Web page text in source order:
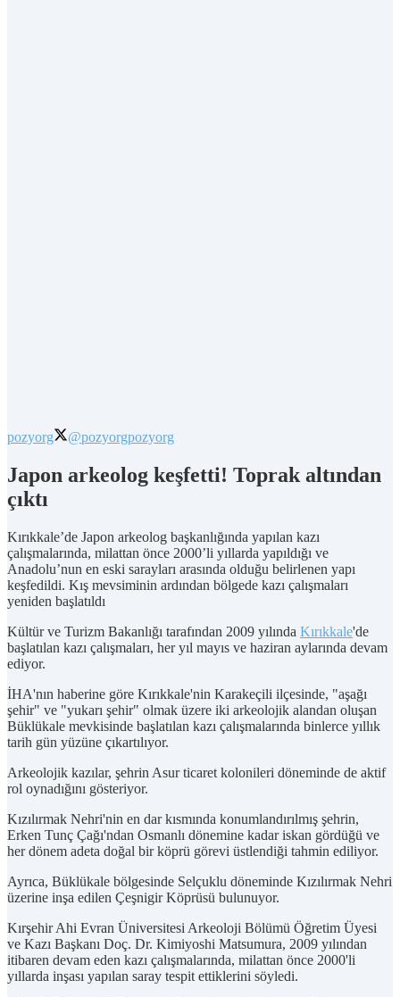
pozyorg @pozyorgpozyorg
Japon arkeolog keşfetti! Toprak altından
çıktı
Kırıkkale’de Japon arkeolog başkanlığında yapılan kazı
çalışmalarında, milattan önce 2000’li yıllarda yapıldığı ve
Anadolu’nun en eski sarayları arasında olduğu belirlenen yapı
keşfedildi. Kış mevsiminin ardından bölgede kazı çalışmaları
yeniden başlatıldı
Kültür ve Turizm Bakanlığı tarafından 2009 yılında Kırıkkale'de
başlatılan kazı çalışmaları, her yıl mayıs ve haziran aylarında devam
ediyor.
İHA'nın haberine göre Kırıkkale'nin Karakeçili ilçesinde, "aşağı
şehir" ve "yukarı şehir" olmak üzere iki arkeolojik alandan oluşan
Büklükale mevkisinde başlatılan kazı çalışmalarında binlerce yıllık
tarih gün yüzüne çıkartılıyor.
Arkeolojik kazılar, şehrin Asur ticaret kolonileri döneminde de aktif
rol oynadığını gösteriyor.
Kızılırmak Nehri'nin en dar kısmında konumlandırılmış şehrin,
Erken Tunç Çağı'ndan Osmanlı dönemine kadar iskan gördüğü ve
her dönem adeta doğal bir köprü görevi üstlendiği tahmin ediliyor.
Ayrıca, Büklükale bölgesinde Selçuklu döneminde Kızılırmak Nehri
üzerine inşa edilen Çeşnigir Köprüsü bulunuyor.
Kırşehir Ahi Evran Üniversitesi Arkeoloji Bölümü Öğretim Üyesi
ve Kazı Başkanı Doç. Dr. Kimiyoshi Matsumura, 2009 yılından
itibaren devam eden kazı çalışmalarında, milattan önce 2000'li
yıllarda inşası yapılan saray tespit ettiklerini söyledi.